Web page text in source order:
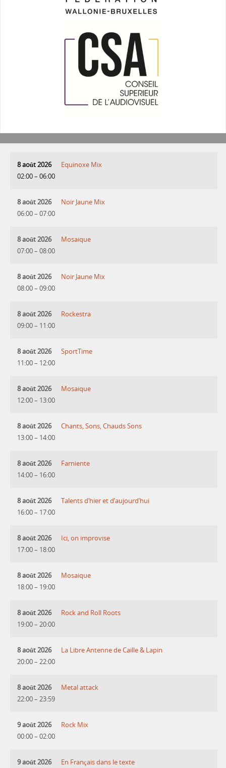
8 août 2026
02:00– 06:00
Equinoxe Mix
8 août 2026
06:00– 07:00
Noir Jaune Mix
8 août 2026
07:00– 08:00
Mosaique
8 août 2026
08:00– 09:00
Noir Jaune Mix
8 août 2026
09:00– 11:00
Rockestra
8 août 2026
11:00– 12:00
SportTime
8 août 2026
12:00– 13:00
Mosaique
8 août 2026
13:00– 14:00
Chants, Sons, Chauds Sons
8 août 2026
14:00– 16:00
Farniente
8 août 2026
16:00– 17:00
Talents d’hier et d’aujourd’hui
8 août 2026
17:00– 18:00
Ici, on improvise
8 août 2026
18:00– 19:00
Mosaique
8 août 2026
19:00– 20:00
Rock and Roll Roots
8 août 2026
20:00– 22:00
La Libre Antenne de Caille & Lapin
8 août 2026
22:00– 23:59
Metal attack
9 août 2026
00:00– 02:00
Rock Mix
9 août 2026
En Français dans le texte